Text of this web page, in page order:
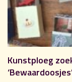
Kunstploeg